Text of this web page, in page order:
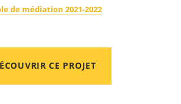
de médiation 2021-2022
CE PROJET